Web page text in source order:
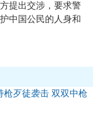
提出交涉，要求警
中国公民的人身和
枪歹徒袭击 双双中枪